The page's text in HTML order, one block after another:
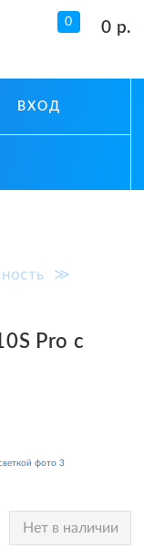
0 0 р.
ВХОД
≫
Pro с
Нет в наличии